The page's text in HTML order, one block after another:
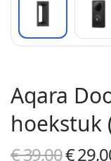
Aqara
hoekstuk
€39,00€